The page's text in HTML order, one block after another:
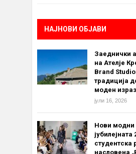
НАЈНОВИ ОБЈАВИ
Заеднички
на Ателје
Brand
традиција
моден израз
јули 16, 2026
Нови модни
јубилејната
студентска
насловена